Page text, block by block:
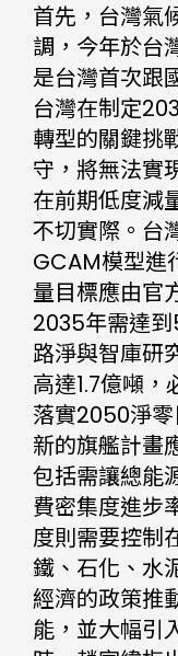
首先，台灣氣
調，今年於台
是台灣首次跟
台灣在制定
轉型的關鍵挑
守，將無法實
在前期低度減
不切實際。台
GCAM模型進
量目標應由官
2035年需達
路淨與智庫研
高達1.7億噸
落實2050淨零
新的旗艦計畫
包括需讓總能
費密集度進步
度則需要控制
鐵、石化、水
經濟的政策推
能，並大幅引